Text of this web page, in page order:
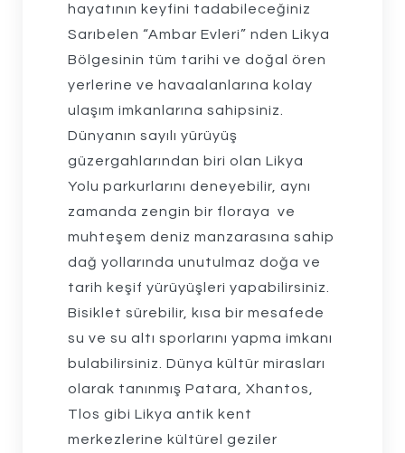
hayatının keyfini tadabileceğiniz
Sarıbelen “Ambar Evleri” nden Likya
Bölgesinin tüm tarihi ve doğal ören
yerlerine ve havaalanlarına kolay
ulaşım imkanlarına sahipsiniz.
Dünyanın sayılı yürüyüş
güzergahlarından biri olan Likya
Yolu parkurlarını deneyebilir, aynı
zamanda zengin bir floraya ve
muhteşem deniz manzarasına sahip
dağ yollarında unutulmaz doğa ve
tarih keşif yürüyüşleri yapabilirsiniz.
Bisiklet sürebilir, kısa bir mesafede
su ve su altı sporlarını yapma imkanı
bulabilirsiniz. Dünya kültür mirasları
olarak tanınmış Patara, Xhantos,
Tlos gibi Likya antik kent
merkezlerine kültürel geziler